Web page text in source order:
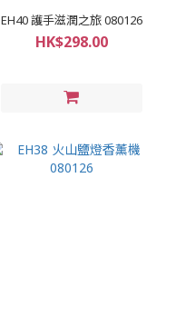
EH40 護手滋潤之旅 080126
HK$298.00